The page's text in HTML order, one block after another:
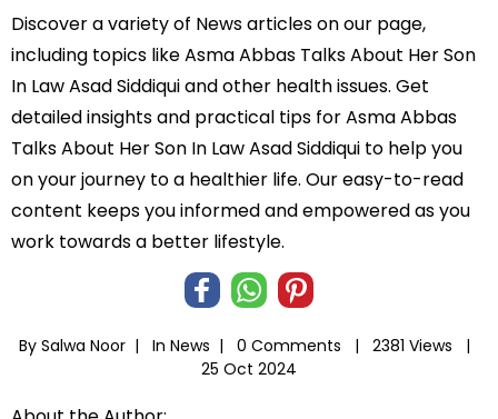
Discover a variety of News articles on our page,
including topics like Asma Abbas Talks About Her Son
In Law Asad Siddiqui and other health issues. Get
detailed insights and practical tips for Asma Abbas
Talks About Her Son In Law Asad Siddiqui to help you
on your journey to a healthier life. Our easy-to-read
content keeps you informed and empowered as you
work towards a better lifestyle.
By Salwa Noor | In News | 0 Comments |
2381 Views |
25 Oct 2024